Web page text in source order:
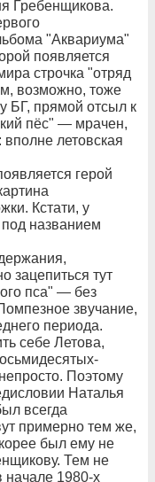
Гребенщикова.
"Аквариума"
появляется
строчка "отряд
возможно, тоже
БГ, прямой отсыл к
пёс" — мрачен,
вполне летовская
герой
Кстати, у
названием
зацепиться тут
пса" — без
звучание,
периода.
себе Летова,
Поэтому
Наталья
всегда
примерно тем же,
был ему не
Тем не
начале 1980-х